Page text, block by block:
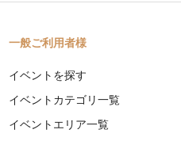
一般ご利用者様
イベントを探す
イベントカテゴリ一覧
イベントエリア一覧